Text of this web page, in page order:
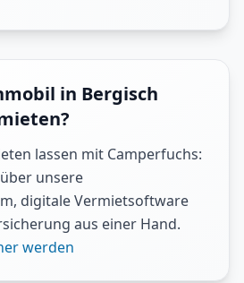
in Bergisch
lassen mit Camperfuchs:
unsere
digitale Vermietsoftware
aus einer Hand.
werden